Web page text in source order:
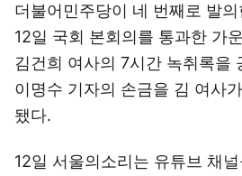
더불어민주당이 네 번째로 발의
12일 국회 본회의를 통과한 가
김건희 여사의 7시간 녹취록을
이명수 기자의 손금을 김 여사
됐다.
12일 서울의소리는 유튜브 채